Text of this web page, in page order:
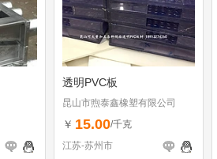
透明PVC板
昆山市煦泰鑫橡塑有限公司
￥ 15.00/千克
江苏-苏州市